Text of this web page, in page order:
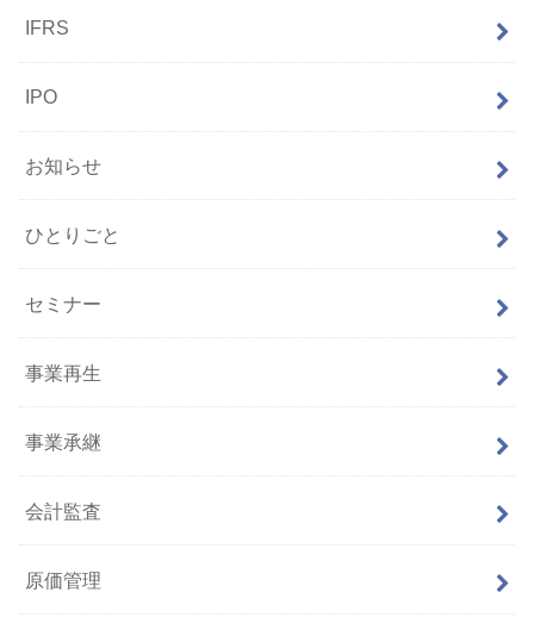
IFRS
IPO
お知らせ
ひとりごと
セミナー
事業再生
事業承継
会計監査
原価管理